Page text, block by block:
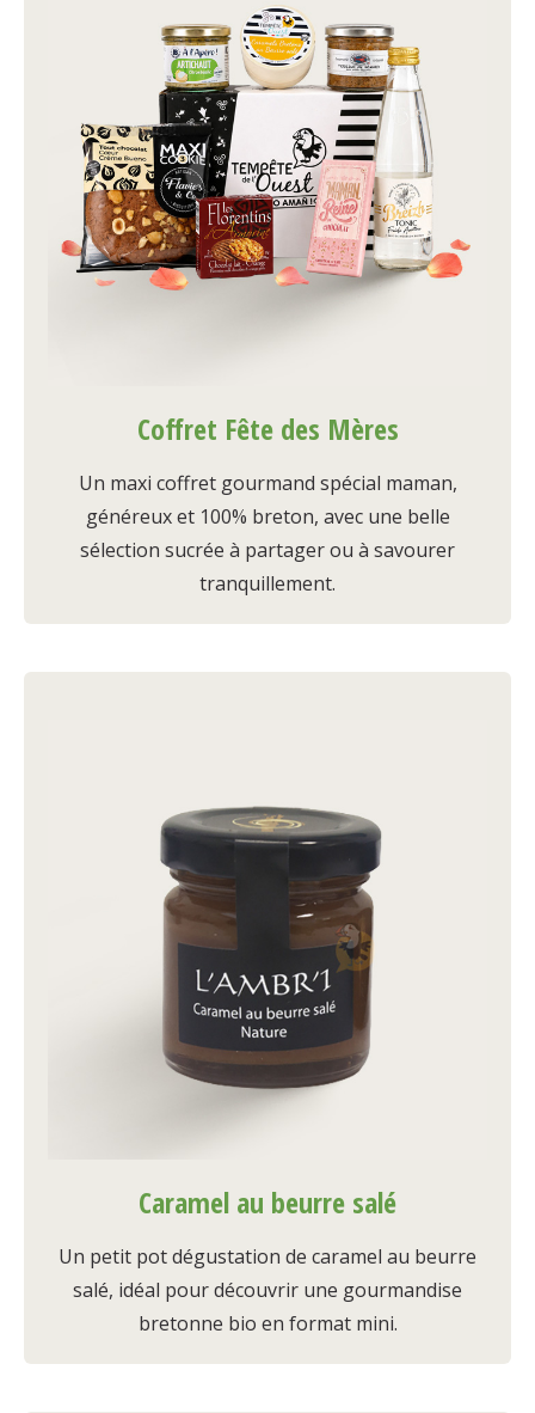
Coffret Fête des Mères
Un maxi coffret gourmand spécial maman,
généreux et 100% breton, avec une belle
sélection sucrée à partager ou à savourer
tranquillement.
Caramel au beurre salé
Un petit pot dégustation de caramel au beurre
salé, idéal pour découvrir une gourmandise
bretonne bio en format mini.